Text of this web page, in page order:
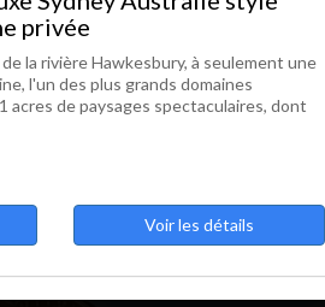
privée
la rivière Hawkesbury, à seulement une
l'un des plus grands domaines
acres de paysages spectaculaires, dont
Voir les détails